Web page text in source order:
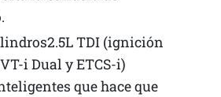
TDI (ignición
i Dual y ETCS-i)
que hace que